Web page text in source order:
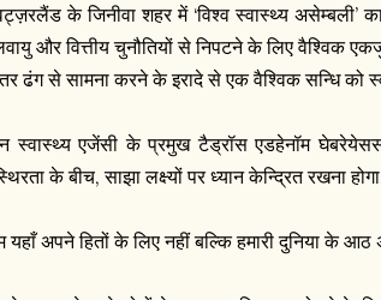
के जिनीवा शहर में ‘विश्व स्वास्थ्य
और वित्तीय चुनौतियों से निपटने के लिए वैश्विक
ढंग से सामना करने के इरादे से एक वैश्विक सन्धि को
स्वास्थ्य एजेंसी के प्रमुख टैड्रॉस एडहेनॉम
के बीच, साझा लक्ष्यों पर ध्यान केन्द्रित रखना
यहाँ अपने हितों के लिए नहीं बल्कि हमारी दुनिया के